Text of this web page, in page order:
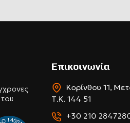
Επικοινωνία
Κορίνθου 11,
Τ.Κ. 144 51
+30 210